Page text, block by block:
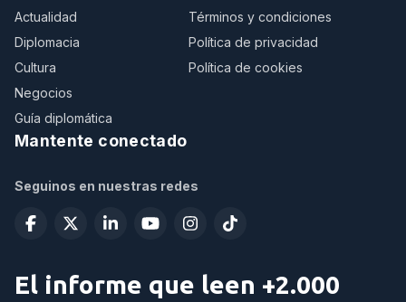
Actualidad
Diplomacia
Cultura
Negocios
Guía diplomática
Términos y condiciones
Política de privacidad
Política de cookies
Mantente conectado
Seguinos en nuestras redes
El informe que leen +2.000